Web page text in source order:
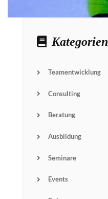
Kategorien
Teamentwicklung
Consulting
Beratung
Ausbildung
Seminare
Events